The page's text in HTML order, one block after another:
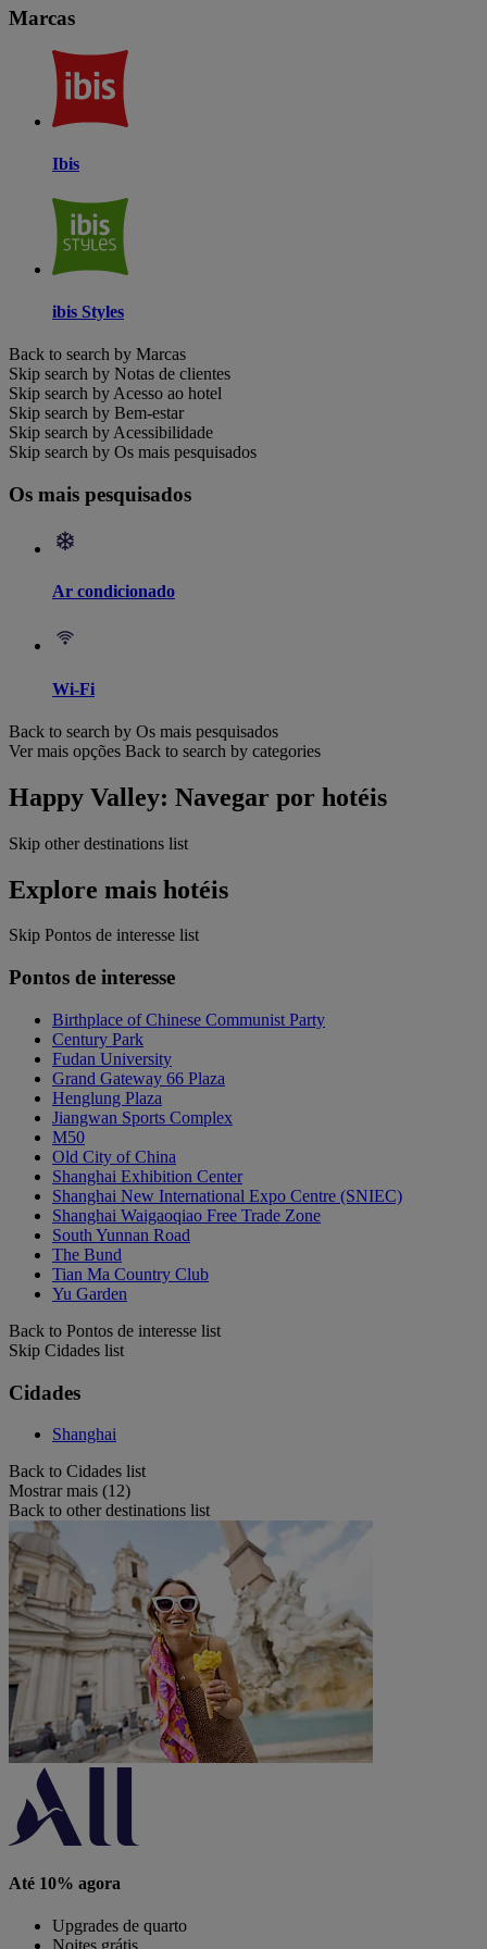
Marcas
Ibis
ibis Styles
Back to search by Marcas
Skip search by Notas de clientes
Skip search by Acesso ao hotel
Skip search by Bem-estar
Skip search by Acessibilidade
Skip search by Os mais pesquisados
Os mais pesquisados
Ar condicionado
Wi-Fi
Back to search by Os mais pesquisados
Ver mais opções Back to search by categories
Happy Valley: Navegar por hotéis
Skip other destinations list
Explore mais hotéis
Skip Pontos de interesse list
Pontos de interesse
Birthplace of Chinese Communist Party
Century Park
Fudan University
Grand Gateway 66 Plaza
Henglung Plaza
Jiangwan Sports Complex
M50
Old City of China
Shanghai Exhibition Center
Shanghai New International Expo Centre (SNIEC)
Shanghai Waigaoqiao Free Trade Zone
South Yunnan Road
The Bund
Tian Ma Country Club
Yu Garden
Back to Pontos de interesse list
Skip Cidades list
Cidades
Shanghai
Back to Cidades list
Mostrar mais (12)
Back to other destinations list
Até 10% agora
Upgrades de quarto
Noites grátis